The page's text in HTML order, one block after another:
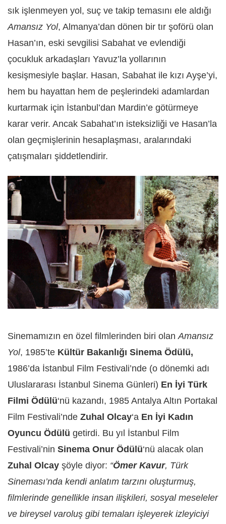
sık işlenmeyen yol, suç ve takip temasını ele aldığı
Amansız Yol, Almanya’dan dönen bir tır şoförü olan
Hasan’ın, eski sevgilisi Sabahat ve evlendiği
çocukluk arkadaşları Yavuz’la yollarının
kesişmesiyle başlar. Hasan, Sabahat ile kızı Ayşe’yi,
hem bu hayattan hem de peşlerindeki adamlardan
kurtarmak için İstanbul’dan Mardin’e götürmeye
karar verir. Ancak Sabahat’ın isteksizliği ve Hasan’la
olan geçmişlerinin hesaplaşması, aralarındaki
çatışmaları şiddetlendirir.
Sinemamızın en özel filmlerinden biri olanAmansız
Yol, 1985’te Kültür Bakanlığı Sinema Ödülü,
1986’da İstanbul Film Festivali’nde (o dönemki adı
Uluslararası İstanbul Sinema Günleri) En İyi Türk
Filmi Ödülü‘nü kazandı, 1985 Antalya Altın Portakal
Film Festivali’nde Zuhal Olcay‘a En İyi Kadın
Oyuncu Ödülü getirdi. Bu yıl İstanbul Film
Festivali’nin Sinema Onur Ödülü‘nü alacak olan
Zuhal Olcay şöyle diyor: “Ömer Kavur, Türk
Sineması’nda kendi anlatım tarzını oluşturmuş,
filmlerinde genellikle insan ilişkileri, sosyal meseleler
ve bireysel varoluş gibi temaları işleyerek izleyiciyi